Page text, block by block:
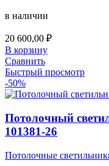
в наличии
20 600,00 ₽
В корзину
Сравнить
Быстрый просмотр
-50%
Потолочный
101381-26
Потолочные